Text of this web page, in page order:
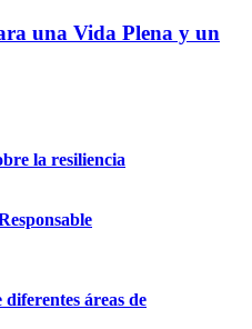
una Vida Plena y un
la resiliencia
diferentes áreas de